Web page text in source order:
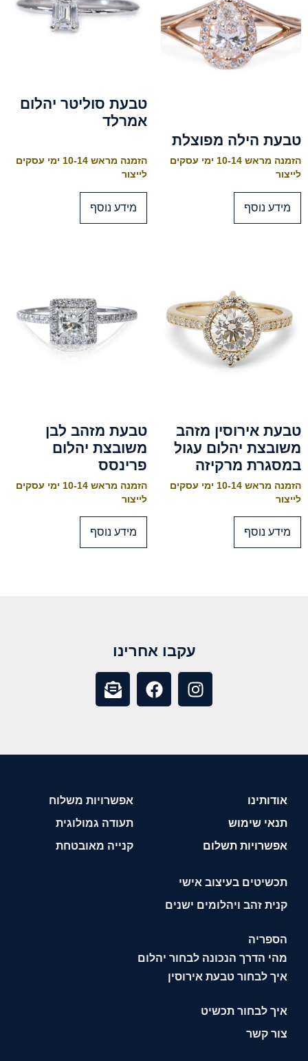
טבעת הילה מפוצלת
הזמנה מראש 10-14 ימי עסקים
לייצור
מידע נוסף
טבעת סוליטר יהלום
אמרלד
הזמנה מראש 10-14 ימי עסקים
לייצור
מידע נוסף
טבעת אירוסין מזהב
משובצת יהלום עגול
במסגרת מרקיזה
הזמנה מראש 10-14 ימי עסקים
לייצור
מידע נוסף
טבעת מזהב לבן
משובצת יהלום
פרינסס
הזמנה מראש 10-14 ימי עסקים
לייצור
מידע נוסף
עקבו אחרינו
אודותינו
תנאי שימוש
אפשרויות תשלום
אפשרויות משלוח
תעודה גמולוגית
קנייה מאובטחת
תכשיטים בעיצוב אישי
קנית זהב ויהלומים ישנים
הספריה
מהי הדרך הנכונה לבחור יהלום
איך לבחור טבעת אירוסין
איך לבחור תכשיט
צור קשר